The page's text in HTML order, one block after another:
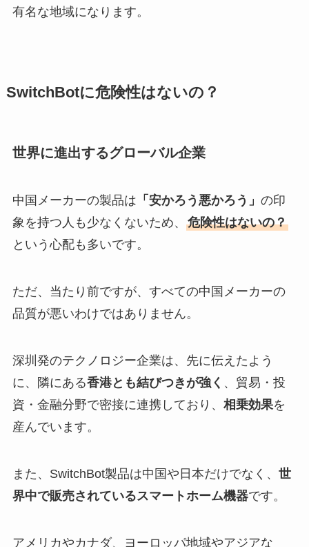
有名な地域になります。
SwitchBotに危険性はないの？
世界に進出するグローバル企業
中国メーカーの製品は 「安かろう悪かろう」 の印
象を持つ人も少なくないため、 危険性はないの？
という心配も多いです。
ただ、当たり前ですが、すべての中国メーカーの
品質が悪いわけではありません。
深圳発のテクノロジー企業は、先に伝えたよう
に、隣にある香港とも結びつきが強く 、貿易・投
資・金融分野で密接に連携しており、 相乗効果を
産んでいます。
また、SwitchBot製品は中国や日本だけでなく、 世
界中で販売されているスマートホーム機器です。
アメリカやカナダ、ヨーロッパ地域やアジアな